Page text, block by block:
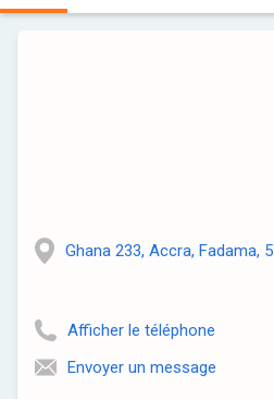
Ghana 233, Accra, Fadama, 5
Afficher le téléphone
Envoyer un message